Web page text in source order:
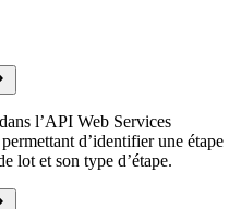
l’API Web Services
d’identifier une étape
lot et son type d’étape.